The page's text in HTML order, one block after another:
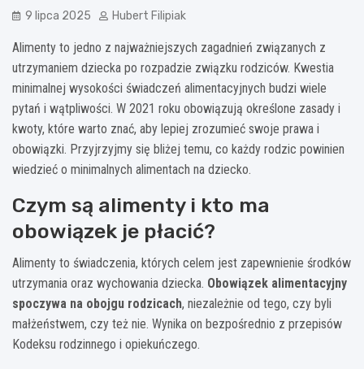
9 lipca 2025 Hubert Filipiak
Alimenty to jedno z najważniejszych zagadnień związanych z
utrzymaniem dziecka po rozpadzie związku rodziców. Kwestia
minimalnej wysokości świadczeń alimentacyjnych budzi wiele
pytań i wątpliwości. W 2021 roku obowiązują określone zasady i
kwoty, które warto znać, aby lepiej zrozumieć swoje prawa i
obowiązki. Przyjrzyjmy się bliżej temu, co każdy rodzic powinien
wiedzieć o minimalnych alimentach na dziecko.
Czym są alimenty i kto ma
obowiązek je płacić?
Alimenty to świadczenia, których celem jest zapewnienie środków
utrzymania oraz wychowania dziecka. Obowiązek alimentacyjny
spoczywa na obojgu rodzicach, niezależnie od tego, czy byli
małżeństwem, czy też nie. Wynika on bezpośrednio z przepisów
Kodeksu rodzinnego i opiekuńczego.